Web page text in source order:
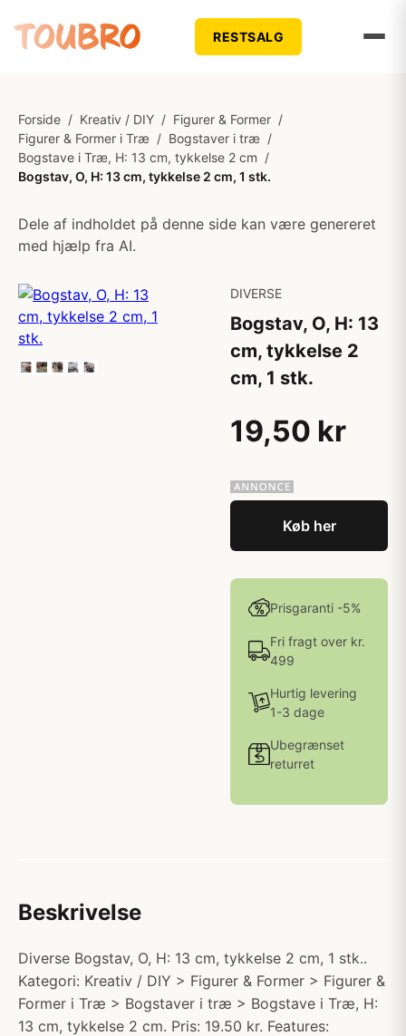
RESTSALG
Forside / Kreativ / DIY / Figurer & Former /
Figurer & Former i Træ / Bogstaver i træ /
Bogstave i Træ, H: 13 cm, tykkelse 2 cm /
Bogstav, O, H: 13 cm, tykkelse 2 cm, 1 stk.
Dele af indholdet på denne side kan være genereret
med hjælp fra AI.
DIVERSE
Bogstav, O, H: 13
cm, tykkelse 2
cm, 1 stk.
19,50 kr
Køb her
Prisgaranti -5%
Fri fragt over kr.
499
Hurtig levering
1-3 dage
Ubegrænset
returret
Beskrivelse
Diverse Bogstav, O, H: 13 cm, tykkelse 2 cm, 1 stk..
Kategori: Kreativ / DIY > Figurer & Former > Figurer &
Former i Træ > Bogstaver i træ > Bogstave i Træ, H:
13 cm, tykkelse 2 cm. Pris: 19.50 kr. Features: